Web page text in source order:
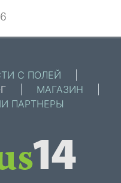
С ПОЛЕЙ
МАГАЗИН
ПАРТНЕРЫ